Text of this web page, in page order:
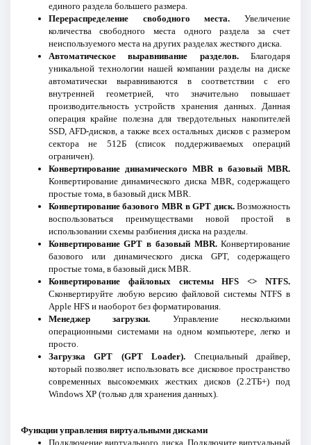
единого раздела большего размера.
Перераспределение свободного места. Увеличение
количества свободного места одного раздела за счет
неиспользуемого места на других разделах жесткого диска.
Автоматическое выравнивание разделов.Благодаря
уникальной технологии нашей компании разделы на диске
автоматически выравниваются в соответствии с его
внутренней геометрией, что значительно повышает
производительность устройств хранения данных. Данная
операция крайне полезна для твердотельных накопителей
SSD, AFD-дисков, а также всех остальных дисков с размером
сектора не 512Б (список поддерживаемых операций
ограничен).
Конвертирование динамического MBR в базовый MBR.
Конвертирование динамического диска MBR, содержащего
простые тома, в базовый диск MBR.
Конвертирование базового MBR в GPT диск.Возможность
воспользоваться преимуществами новой простой в
использовании схемы разбиения диска на разделы.
Конвертирование GPT в базовый MBR.Конвертирование
базового или динамического диска GPT, содержащего
простые тома, в базовый диск MBR.
Конвертирование файловых системы HFS <> NTFS.
Сконвертируйте любую версию файловой системы NTFS в
Apple HFS и наоборот без форматирования.
Менеджер загрузки. Управление несколькими
операционными системами на одном компьютере, легко и
просто.
Загрузка GPT (GPT Loader). Специальный драйвер,
который позволяет использовать все дисковое пространство
современных высокоемких жестких дисков (2.2ТБ+) под
Windows XP (только для хранения данных).
Функции управления виртуальными дисками
Подключение виртуального диска. Подключите виртуальный